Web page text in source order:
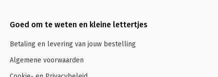
Goed om te weten en kleine lettertjes
Betaling en levering van jouw bestelling
Algemene voorwaarden